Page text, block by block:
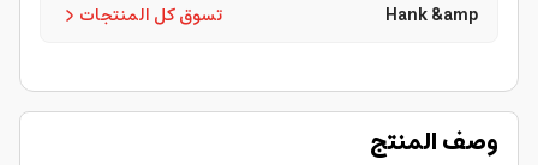
تسوق كل المنتجات Hank &amp
وصف المنتج